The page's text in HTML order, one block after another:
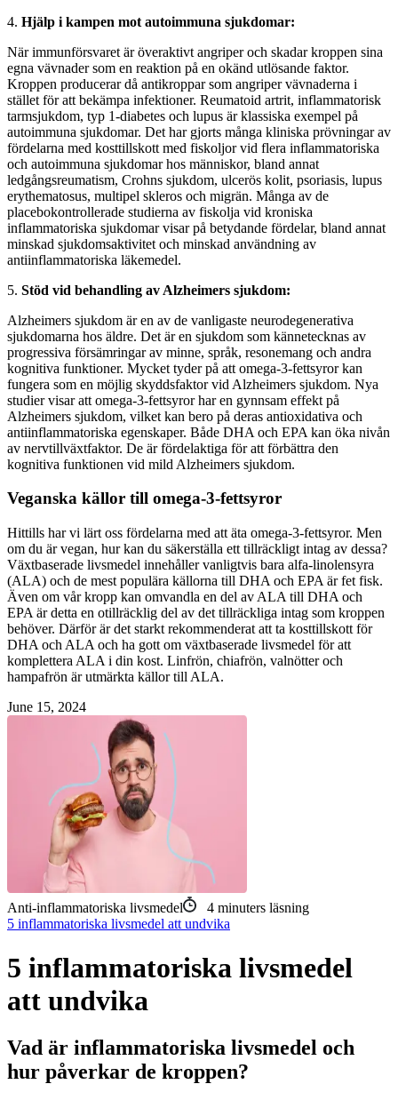
4. Hjälp i kampen mot autoimmuna sjukdomar:
När immunförsvaret är överaktivt angriper och skadar kroppen sina
egna vävnader som en reaktion på en okänd utlösande faktor.
Kroppen producerar då antikroppar som angriper vävnaderna i
stället för att bekämpa infektioner. Reumatoid artrit, inflammatorisk
tarmsjukdom, typ 1-diabetes och lupus är klassiska exempel på
autoimmuna sjukdomar. Det har gjorts många kliniska prövningar av
fördelarna med kosttillskott med fiskoljor vid flera inflammatoriska
och autoimmuna sjukdomar hos människor, bland annat
ledgångsreumatism, Crohns sjukdom, ulcerös kolit, psoriasis, lupus
erythematosus, multipel skleros och migrän. Många av de
placebokontrollerade studierna av fiskolja vid kroniska
inflammatoriska sjukdomar visar på betydande fördelar, bland annat
minskad sjukdomsaktivitet och minskad användning av
antiinflammatoriska läkemedel.
5. Stöd vid behandling av Alzheimers sjukdom:
Alzheimers sjukdom är en av de vanligaste neurodegenerativa
sjukdomarna hos äldre. Det är en sjukdom som kännetecknas av
progressiva försämringar av minne, språk, resonemang och andra
kognitiva funktioner. Mycket tyder på att omega-3-fettsyror kan
fungera som en möjlig skyddsfaktor vid Alzheimers sjukdom. Nya
studier visar att omega-3-fettsyror har en gynnsam effekt på
Alzheimers sjukdom, vilket kan bero på deras antioxidativa och
antiinflammatoriska egenskaper. Både DHA och EPA kan öka nivån
av nervtillväxtfaktor. De är fördelaktiga för att förbättra den
kognitiva funktionen vid mild Alzheimers sjukdom.
Veganska källor till omega-3-fettsyror
Hittills har vi lärt oss fördelarna med att äta omega-3-fettsyror. Men
om du är vegan, hur kan du säkerställa ett tillräckligt intag av dessa?
Växtbaserade livsmedel innehåller vanligtvis bara alfa-linolensyra
(ALA) och de mest populära källorna till DHA och EPA är fet fisk.
Även om vår kropp kan omvandla en del av ALA till DHA och
EPA är detta en otillräcklig del av det tillräckliga intag som kroppen
behöver. Därför är det starkt rekommenderat att ta kosttillskott för
DHA och ALA och ha gott om växtbaserade livsmedel för att
komplettera ALA i din kost. Linfrön, chiafrön, valnötter och
hampafrön är utmärkta källor till ALA.
June 15, 2024
Anti-inflammatoriska livsmedel 4 minuters läsning
5 inflammatoriska livsmedel att undvika
5 inflammatoriska livsmedel
att undvika
Vad är inflammatoriska livsmedel och
hur påverkar de kroppen?